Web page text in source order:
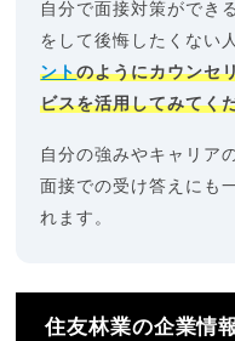
自分で面接対策ができ
をして後悔したくない
ントのようにカウンセ
ビスを活用してみてく
自分の強みやキャリア
面接での受け答えにも
れます。
住友林業の企業情